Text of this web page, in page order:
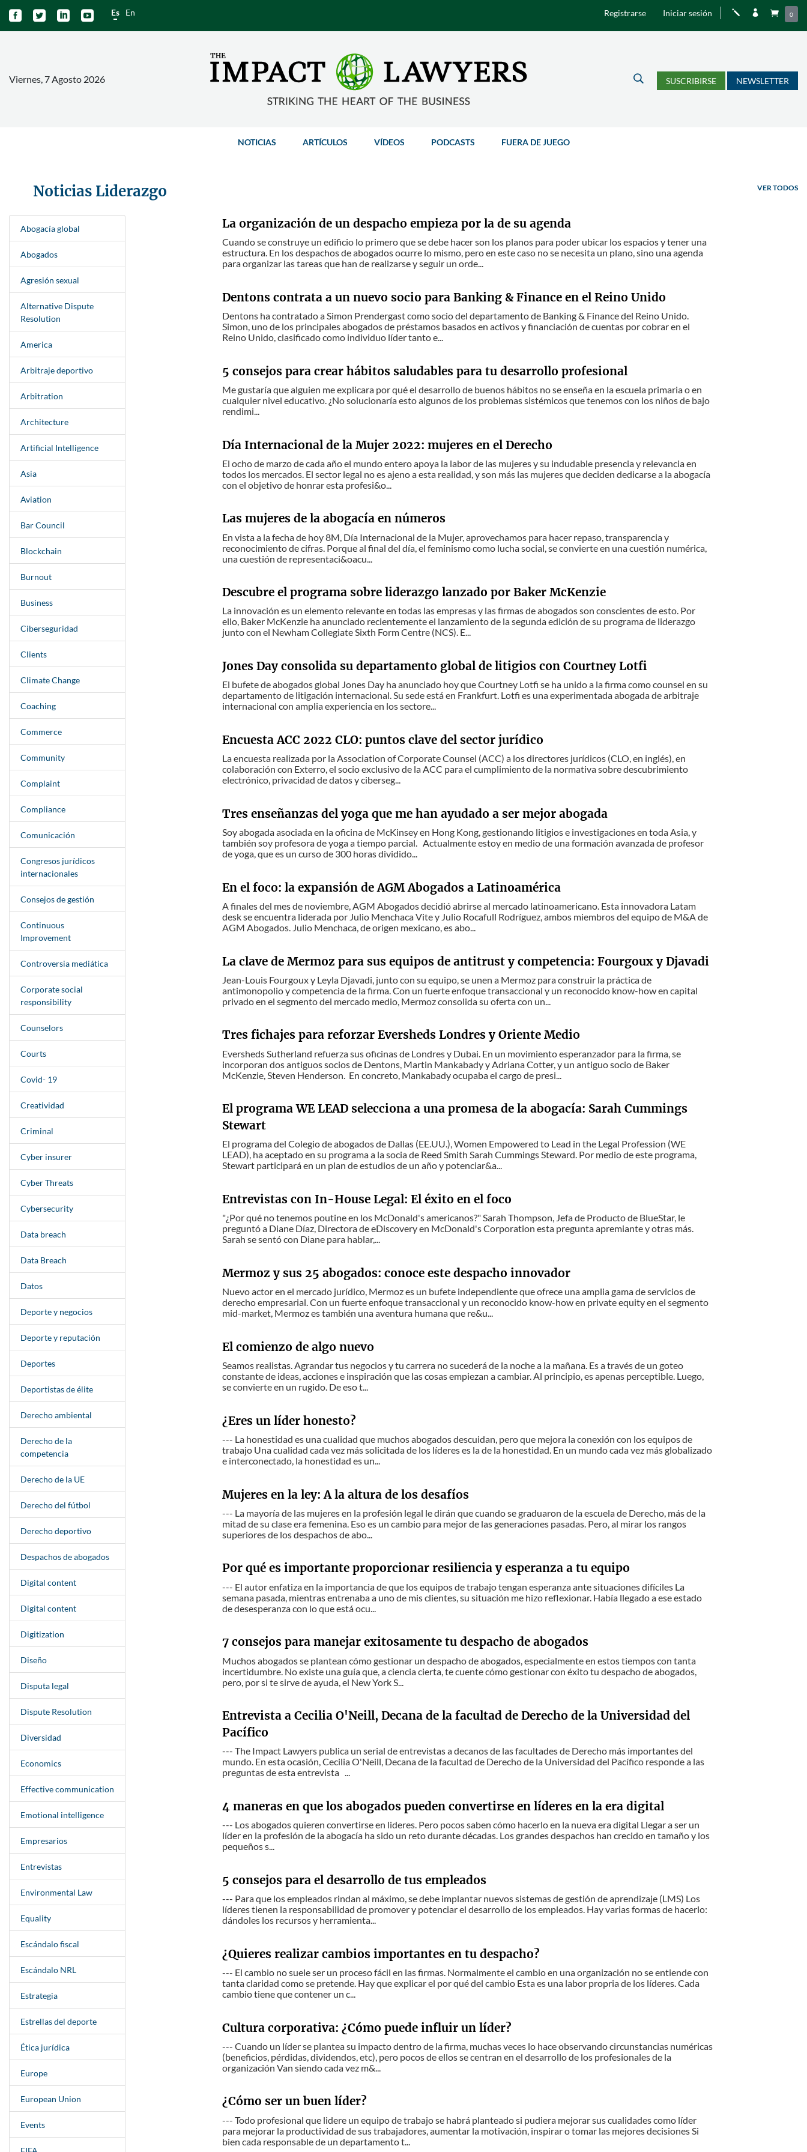
    Es En Registrarse Iniciar sesión j   0
Viernes, 7 Agosto 2026 U SUSCRIBIRSE NEWSLETTER
NOTICIAS ARTÍCULOS VÍDEOS PODCASTS FUERA DE JUEGO
Noticias Liderazgo VER TODOS
Abogacía global
Abogados
Agresión sexual
Alternative Dispute
Resolution
America
Arbitraje deportivo
Arbitration
Architecture
Artificial Intelligence
Asia
Aviation
Bar Council
Blockchain
Burnout
Business
Ciberseguridad
Clients
Climate Change
Coaching
Commerce
Community
Complaint
Compliance
Comunicación
Congresos jurídicos
internacionales
Consejos de gestión
Continuous
Improvement
Controversia mediática
Corporate social
responsibility
Counselors
Courts
Covid- 19
Creatividad
Criminal
Cyber insurer
Cyber Threats
Cybersecurity
Data breach
Data Breach
Datos
Deporte y negocios
Deporte y reputación
Deportes
Deportistas de élite
Derecho ambiental
Derecho de la
competencia
Derecho de la UE
Derecho del fútbol
Derecho deportivo
Despachos de abogados
Digital content
Digital content
Digitization
Diseño
Disputa legal
Dispute Resolution
Diversidad
Economics
Effective communication
Emotional intelligence
Empresarios
Entrevistas
Environmental Law
Equality
Escándalo fiscal
Escándalo NRL
Estrategia
Estrellas del deporte
Ética jurídica
Europe
European Union
Events
La organización de un despacho empieza por la de su agenda
Cuando se construye un edificio lo primero que se debe hacer son los planos para poder ubicar los espacios y tener una
estructura. En los despachos de abogados ocurre lo mismo, pero en este caso no se necesita un plano, sino una agenda
para organizar las tareas que han de realizarse y seguir un orde...
Dentons contrata a un nuevo socio para Banking & Finance en el Reino Unido
Dentons ha contratado a Simon Prendergast como socio del departamento de Banking & Finance del Reino Unido.
Simon, uno de los principales abogados de préstamos basados en activos y financiación de cuentas por cobrar en el
Reino Unido, clasificado como individuo líder tanto e...
5 consejos para crear hábitos saludables para tu desarrollo profesional
Me gustaría que alguien me explicara por qué el desarrollo de buenos hábitos no se enseña en la escuela primaria o en
cualquier nivel educativo. ¿No solucionaría esto algunos de los problemas sistémicos que tenemos con los niños de bajo
rendimi...
Día Internacional de la Mujer 2022: mujeres en el Derecho
El ocho de marzo de cada año el mundo entero apoya la labor de las mujeres y su indudable presencia y relevancia en
todos los mercados. El sector legal no es ajeno a esta realidad, y son más las mujeres que deciden dedicarse a la abogacía
con el objetivo de honrar esta profesi&o...
Las mujeres de la abogacía en números
En vista a la fecha de hoy 8M, Día Internacional de la Mujer, aprovechamos para hacer repaso, transparencia y
reconocimiento de cifras. Porque al final del día, el feminismo como lucha social, se convierte en una cuestión numérica,
una cuestión de representaci&oacu...
Descubre el programa sobre liderazgo lanzado por Baker McKenzie
La innovación es un elemento relevante en todas las empresas y las firmas de abogados son conscientes de esto. Por
ello, Baker McKenzie ha anunciado recientemente el lanzamiento de la segunda edición de su programa de liderazgo
junto con el Newham Collegiate Sixth Form Centre (NCS). E...
Jones Day consolida su departamento global de litigios con Courtney Lotfi
El bufete de abogados global Jones Day ha anunciado hoy que Courtney Lotfi se ha unido a la firma como counsel en su
departamento de litigación internacional. Su sede está en Frankfurt. Lotfi es una experimentada abogada de arbitraje
internacional con amplia experiencia en los sectore...
Encuesta ACC 2022 CLO: puntos clave del sector jurídico
La encuesta realizada por la Association of Corporate Counsel (ACC) a los directores jurídicos (CLO, en inglés), en
colaboración con Exterro, el socio exclusivo de la ACC para el cumplimiento de la normativa sobre descubrimiento
electrónico, privacidad de datos y ciberseg...
Tres enseñanzas del yoga que me han ayudado a ser mejor abogada
Soy abogada asociada en la oficina de McKinsey en Hong Kong, gestionando litigios e investigaciones en toda Asia, y
también soy profesora de yoga a tiempo parcial. Actualmente estoy en medio de una formación avanzada de profesor
de yoga, que es un curso de 300 horas dividido...
En el foco: la expansión de AGM Abogados a Latinoamérica
A finales del mes de noviembre, AGM Abogados decidió abrirse al mercado latinoamericano. Esta innovadora Latam
desk se encuentra liderada por Julio Menchaca Vite y Julio Rocafull Rodríguez, ambos miembros del equipo de M&A de
AGM Abogados. Julio Menchaca, de origen mexicano, es abo...
La clave de Mermoz para sus equipos de antitrust y competencia: Fourgoux y Djavadi
Jean-Louis Fourgoux y Leyla Djavadi, junto con su equipo, se unen a Mermoz para construir la práctica de
antimonopolio y competencia de la firma. Con un fuerte enfoque transaccional y un reconocido know-how en capital
privado en el segmento del mercado medio, Mermoz consolida su oferta con un...
Tres fichajes para reforzar Eversheds Londres y Oriente Medio
Eversheds Sutherland refuerza sus oficinas de Londres y Dubai. En un movimiento esperanzador para la firma, se
incorporan dos antiguos socios de Dentons, Martin Mankabady y Adriana Cotter, y un antiguo socio de Baker
McKenzie, Steven Henderson. En concreto, Mankabady ocupaba el cargo de presi...
El programa WE LEAD selecciona a una promesa de la abogacía: Sarah Cummings
Stewart
El programa del Colegio de abogados de Dallas (EE.UU.), Women Empowered to Lead in the Legal Profession (WE
LEAD), ha aceptado en su programa a la socia de Reed Smith Sarah Cummings Steward. Por medio de este programa,
Stewart participará en un plan de estudios de un año y potenciar&a...
Entrevistas con In-House Legal: El éxito en el foco
"¿Por qué no tenemos poutine en los McDonald's americanos?" Sarah Thompson, Jefa de Producto de BlueStar, le
preguntó a Diane Díaz, Directora de eDiscovery en McDonald's Corporation esta pregunta apremiante y otras más.
Sarah se sentó con Diane para hablar,...
Mermoz y sus 25 abogados: conoce este despacho innovador
Nuevo actor en el mercado jurídico, Mermoz es un bufete independiente que ofrece una amplia gama de servicios de
derecho empresarial. Con un fuerte enfoque transaccional y un reconocido know-how en private equity en el segmento
mid-market, Mermoz es también una aventura humana que re&u...
El comienzo de algo nuevo
Seamos realistas. Agrandar tus negocios y tu carrera no sucederá de la noche a la mañana. Es a través de un goteo
constante de ideas, acciones e inspiración que las cosas empiezan a cambiar. Al principio, es apenas perceptible. Luego,
se convierte en un rugido. De eso t...
¿Eres un líder honesto?
--- La honestidad es una cualidad que muchos abogados descuidan, pero que mejora la conexión con los equipos de
trabajo Una cualidad cada vez más solicitada de los líderes es la de la honestidad. En un mundo cada vez más globalizado
e interconectado, la honestidad es un...
Mujeres en la ley: A la altura de los desafíos
--- La mayoría de las mujeres en la profesión legal le dirán que cuando se graduaron de la escuela de Derecho, más de la
mitad de su clase era femenina. Eso es un cambio para mejor de las generaciones pasadas. Pero, al mirar los rangos
superiores de los despachos de abo...
Por qué es importante proporcionar resiliencia y esperanza a tu equipo
--- El autor enfatiza en la importancia de que los equipos de trabajo tengan esperanza ante situaciones difíciles La
semana pasada, mientras entrenaba a uno de mis clientes, su situación me hizo reflexionar. Había llegado a ese estado
de desesperanza con lo que está ocu...
7 consejos para manejar exitosamente tu despacho de abogados
Muchos abogados se plantean cómo gestionar un despacho de abogados, especialmente en estos tiempos con tanta
incertidumbre. No existe una guía que, a ciencia cierta, te cuente cómo gestionar con éxito tu despacho de abogados,
pero, por si te sirve de ayuda, el New York S...
Entrevista a Cecilia O'Neill, Decana de la facultad de Derecho de la Universidad del
Pacífico
--- The Impact Lawyers publica un serial de entrevistas a decanos de las facultades de Derecho más importantes del
mundo. En esta ocasión, Cecilia O'Neill, Decana de la facultad de Derecho de la Universidad del Pacífico responde a las
preguntas de esta entrevista ...
4 maneras en que los abogados pueden convertirse en líderes en la era digital
--- Los abogados quieren convertirse en lideres. Pero pocos saben cómo hacerlo en la nueva era digital Llegar a ser un
líder en la profesión de la abogacía ha sido un reto durante décadas. Los grandes despachos han crecido en tamaño y los
pequeños s...
5 consejos para el desarrollo de tus empleados
--- Para que los empleados rindan al máximo, se debe implantar nuevos sistemas de gestión de aprendizaje (LMS) Los
líderes tienen la responsabilidad de promover y potenciar el desarrollo de los empleados. Hay varias formas de hacerlo:
dándoles los recursos y herramienta...
¿Quieres realizar cambios importantes en tu despacho?
--- El cambio no suele ser un proceso fácil en las firmas. Normalmente el cambio en una organización no se entiende con
tanta claridad como se pretende. Hay que explicar el por qué del cambio Esta es una labor propria de los líderes. Cada
cambio tiene que contener un c...
Cultura corporativa: ¿Cómo puede influir un líder?
--- Cuando un líder se plantea su impacto dentro de la firma, muchas veces lo hace observando circunstancias numéricas
(beneficios, pérdidas, dividendos, etc), pero pocos de ellos se centran en el desarrollo de los profesionales de la
organización Van siendo cada vez m&...
¿Cómo ser un buen líder?
--- Todo profesional que lidere un equipo de trabajo se habrá planteado si pudiera mejorar sus cualidades como líder
para mejorar la productividad de sus trabajadores, aumentar la motivación, inspirar o tomar las mejores decisiones Si
bien cada responsable de un departamento t...